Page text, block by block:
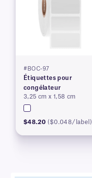
#BOC-97
Étiquettes pour
congélateur
3,25 cm x 1,58 cm
$48.20 ($0.048/label)